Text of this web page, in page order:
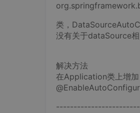
类，
没有关于dataSource
解决方法
在Application类上增加